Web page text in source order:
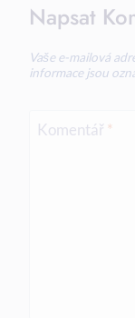
Napsat
Vaše e-mailová
informace jsou
Komentář *